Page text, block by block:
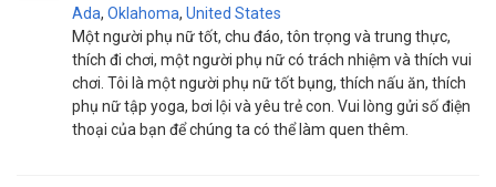
Ada, Oklahoma, United States
Một người phụ nữ tốt, chu đáo, tôn trọng và trung thực,
thích đi chơi, một người phụ nữ có trách nhiệm và thích vui
chơi. Tôi là một người phụ nữ tốt bụng, thích nấu ăn, thích
phụ nữ tập yoga, bơi lội và yêu trẻ con. Vui lòng gửi số điện
thoại của bạn để chúng ta có thể làm quen thêm.